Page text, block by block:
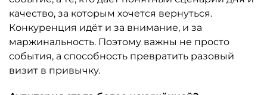
качество, за которым хочется вернуться.
Конкуренция идёт и за внимание, и за
маржинальность. Поэтому важны не просто
события, а способность превратить разовый
визит в привычку.